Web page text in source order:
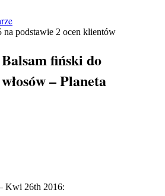
na podstawie 2 ocen klientów
Balsam fiński do
– Planeta
Kwi 26th 2016: